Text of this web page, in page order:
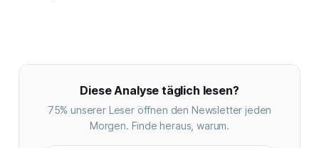
Diese Analyse täglich lesen?
75% unserer Leser öffnen den Newsletter jeden
Morgen. Finde heraus, warum.